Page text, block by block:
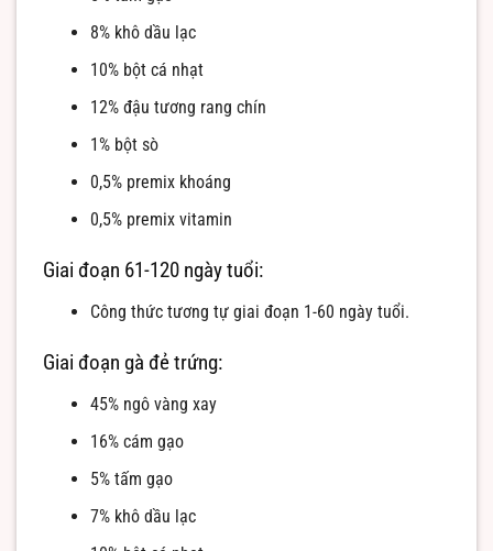
8% khô dầu lạc
10% bột cá nhạt
12% đậu tương rang chín
1% bột sò
0,5% premix khoáng
0,5% premix vitamin
Giai đoạn 61-120 ngày tuổi:
Công thức tương tự giai đoạn 1-60 ngày tuổi.
Giai đoạn gà đẻ trứng:
45% ngô vàng xay
16% cám gạo
5% tấm gạo
7% khô dầu lạc